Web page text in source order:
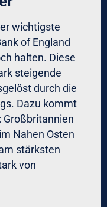
wichtigste
of England
halten. Diese
steigende
durch die
Dazu kommt
Großbritannien
Nahen Osten
stärksten
von